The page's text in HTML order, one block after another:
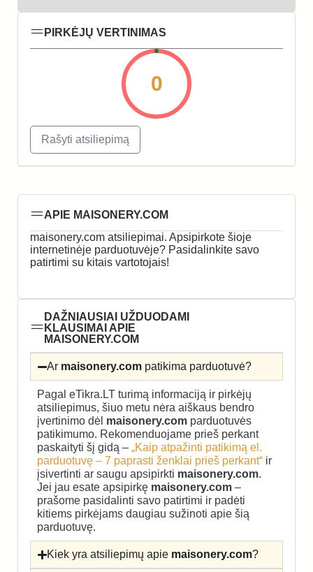
PIRKĖJŲ VERTINIMAS
0
Rašyti atsiliepimą
APIE MAISONERY.COM
maisonery.com atsiliepimai. Apsipirkote šioje
internetinėje parduotuvėje? Pasidalinkite savo
patirtimi su kitais vartotojais!
DAŽNIAUSIAI UŽDUODAMI
KLAUSIMAI APIE
MAISONERY.COM
Ar maisonery.com patikima parduotuvė?
Pagal eTikra.LT turimą informaciją ir pirkėjų
atsiliepimus, šiuo metu nėra aiškaus bendro
įvertinimo dėl maisonery.com parduotuvės
patikimumo. Rekomenduojame prieš perkant
paskaityti šį gidą – „Kaip atpažinti patikimą el.
parduotuvę – 7 paprasti ženklai prieš perkant“ ir
įsivertinti ar saugu apsipirkti maisonery.com.
Jei jau esate apsipirkę maisonery.com –
prašome pasidalinti savo patirtimi ir padėti
kitiems pirkėjams daugiau sužinoti apie šią
parduotuvę.
Kiek yra atsiliepimų apie maisonery.com?